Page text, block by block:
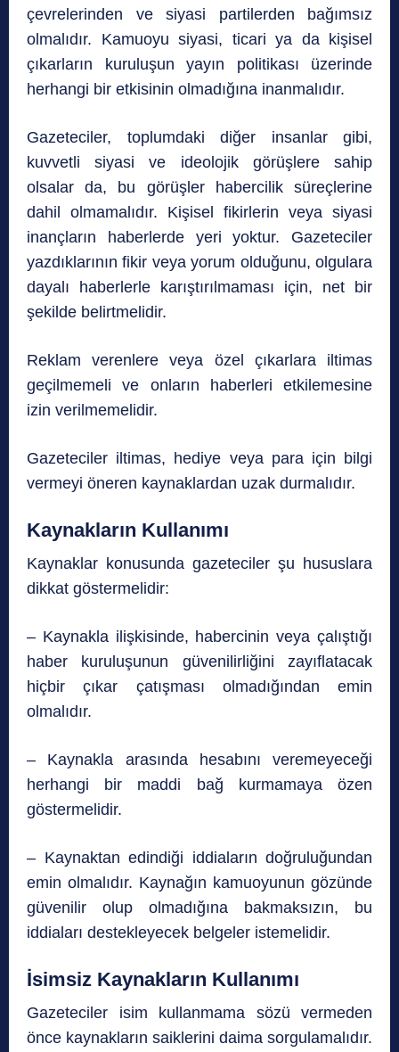
çevrelerinden ve siyasi partilerden bağımsız
olmalıdır. Kamuoyu siyasi, ticari ya da kişisel
çıkarların kuruluşun yayın politikası üzerinde
herhangi bir etkisinin olmadığına inanmalıdır.
Gazeteciler, toplumdaki diğer insanlar gibi,
kuvvetli siyasi ve ideolojik görüşlere sahip
olsalar da, bu görüşler habercilik süreçlerine
dahil olmamalıdır. Kişisel fikirlerin veya siyasi
inançların haberlerde yeri yoktur. Gazeteciler
yazdıklarının fikir veya yorum olduğunu, olgulara
dayalı haberlerle karıştırılmaması için, net bir
şekilde belirtmelidir.
Reklam verenlere veya özel çıkarlara iltimas
geçilmemeli ve onların haberleri etkilemesine
izin verilmemelidir.
Gazeteciler iltimas, hediye veya para için bilgi
vermeyi öneren kaynaklardan uzak durmalıdır.
Kaynakların Kullanımı
Kaynaklar konusunda gazeteciler şu hususlara
dikkat göstermelidir:
– Kaynakla ilişkisinde, habercinin veya çalıştığı
haber kuruluşunun güvenilirliğini zayıflatacak
hiçbir çıkar çatışması olmadığından emin
olmalıdır.
– Kaynakla arasında hesabını veremeyeceği
herhangi bir maddi bağ kurmamaya özen
göstermelidir.
– Kaynaktan edindiği iddiaların doğruluğundan
emin olmalıdır. Kaynağın kamuoyunun gözünde
güvenilir olup olmadığına bakmaksızın, bu
iddiaları destekleyecek belgeler istemelidir.
İsimsiz Kaynakların Kullanımı
Gazeteciler isim kullanmama sözü vermeden
önce kaynakların saiklerini daima sorgulamalıdır.